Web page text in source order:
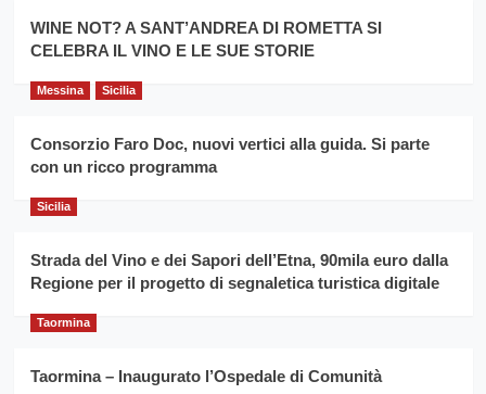
la
filiera
grano
per
il
anno
Franco
Caruso
WINE NOT? A SANT’ANDREA DI ROMETTA SI
CELEBRA IL VINO E LE SUE STORIE
Messina Sicilia
Consorzio Faro Doc, nuovi vertici alla guida. Si parte
con un ricco programma
Sicilia
Strada del Vino e dei Sapori dell’Etna, 90mila euro dalla
Regione per il progetto di segnaletica turistica digitale
Taormina
Taormina – Inaugurato l’Ospedale di Comunità